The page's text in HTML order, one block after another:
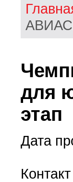
для
этап
Дата